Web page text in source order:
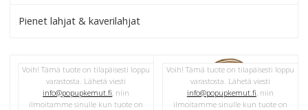
Pienet lahjat & kaverilahjat
Voih! Tämä tuote on tilapäisesti loppu
varastosta. Lähetä viesti
info@popupkemut.fi, niin
ilmoitamme sinulle kun tuote on
Voih! Tämä tuote on tilapäisesti loppu
varastosta. Lähetä viesti
info@popupkemut.fi, niin
ilmoitamme sinulle kun tuote on